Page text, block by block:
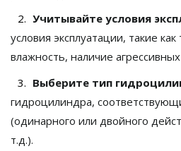
Учитывайте условия
условия эксплуатации, такие
влажность, наличие
Выберите тип
гидроцилиндра,
(одинарного или двойного
т.д.).